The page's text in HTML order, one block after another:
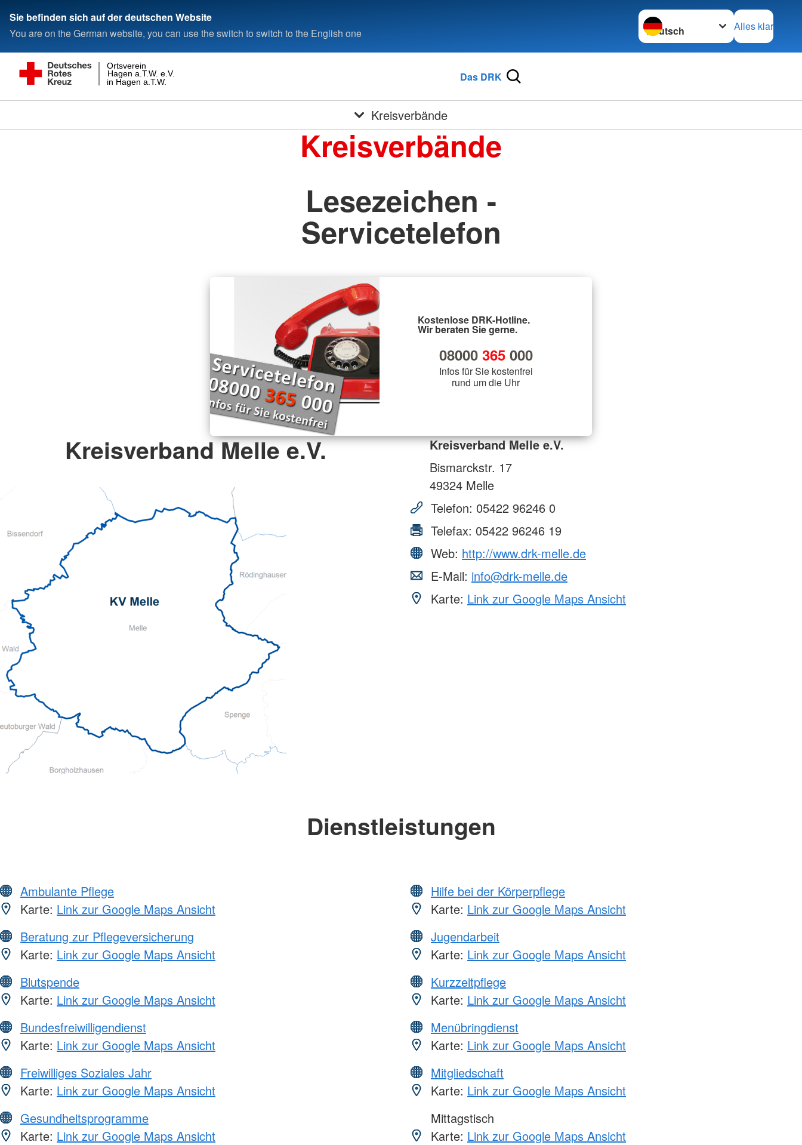
Sie befinden sich auf der deutschen Website
You are on the German website, you can use the switch to switch to the English one
Sprache wechseln zu
Alles klar
in Hagen a.T.W.
Hagen a.T.W. e.V.
Ortsverein
Das DRK
Kreisverbände
Kreisverbände
Lesezeichen -
Servicetelefon
Kostenlose DRK-Hotline.
Wir beraten Sie gerne.
08000 365000
Infos für Sie kostenfrei
rund um die Uhr
Kreisverband Melle e.V.
Kreisverband Melle e.V.
Bismarckstr. 17
49324 Melle
Telefon: 05422 96246 0
Telefax: 05422 96246 19
Web: http://www.drk-melle.de
E-Mail: info@drk-melle.de
Karte: Link zur Google Maps Ansicht
Dienstleistungen
Ambulante Pflege
Karte: Link zur Google Maps Ansicht
Beratung zur Pflegeversicherung
Karte: Link zur Google Maps Ansicht
Blutspende
Karte: Link zur Google Maps Ansicht
Bundesfreiwilligendienst
Karte: Link zur Google Maps Ansicht
Freiwilliges Soziales Jahr
Karte: Link zur Google Maps Ansicht
Gesundheitsprogramme
Karte: Link zur Google Maps Ansicht
Hilfe bei der Körperpflege
Karte: Link zur Google Maps Ansicht
Jugendarbeit
Karte: Link zur Google Maps Ansicht
Kurzzeitpflege
Karte: Link zur Google Maps Ansicht
Menübringdienst
Karte: Link zur Google Maps Ansicht
Mitgliedschaft
Karte: Link zur Google Maps Ansicht
Mittagstisch
Karte: Link zur Google Maps Ansicht